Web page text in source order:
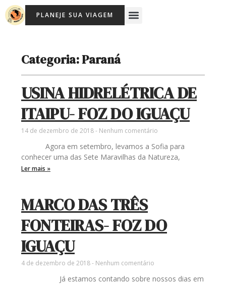
para
PLANEJE SUA VIAGEM Menu
Categoria: Paraná
USINA HIDRELÉTRICA DE
ITAIPU- FOZ DO IGUAÇU
14 de dezembro de 2018 Nenhum comentário
Agora em setembro, levamos a Sofia para
conhecer uma das Sete Maravilhas da Natureza,
Ler mais »
MARCO DAS TRÊS
FONTEIRAS- FOZ DO
IGUAÇU
4 de dezembro de 2018 Nenhum comentário
Já estamos contando sobre nossos dias em